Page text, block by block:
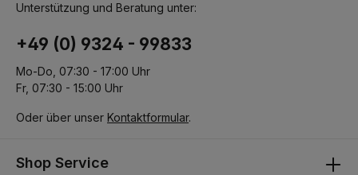
Unterstützung und Beratung unter:
+49 (0) 9324 - 99833
Mo-Do, 07:30 - 17:00 Uhr
Fr, 07:30 - 15:00 Uhr
Oder über unser Kontaktformular.
Shop Service